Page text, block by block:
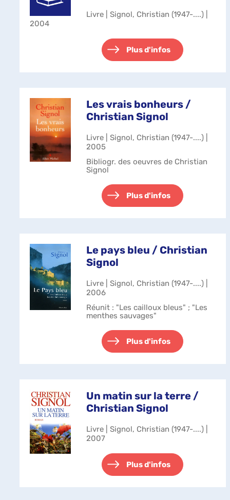
Livre | Signol, Christian (1947-....) |
2004
Plus d'infos
Les vrais bonheurs /
Christian Signol
Livre | Signol, Christian (1947-....) |
2005
Bibliogr. des oeuvres de Christian
Signol
Plus d'infos
Le pays bleu / Christian
Signol
Livre | Signol, Christian (1947-....) |
2006
Réunit : "Les cailloux bleus" ; "Les
menthes sauvages"
Plus d'infos
Un matin sur la terre /
Christian Signol
Livre | Signol, Christian (1947-....) |
2007
Plus d'infos